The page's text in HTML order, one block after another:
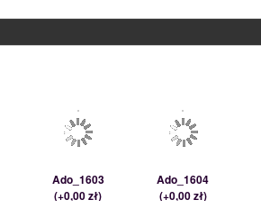
Ado_1603
(+0,00 zł)
Ado_1604
(+0,00 zł)